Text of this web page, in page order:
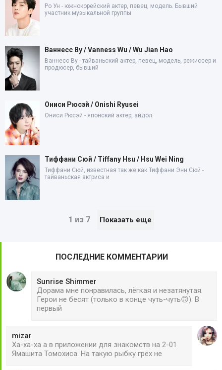
Ро Ун - южнокорейский актер, певец, модель. Бывший
участник музыкальной группы
Ваннесс Ву / Vanness Wu / Wu Jian Hao
Ваннесс Ву - тайваньский актер, певец, модель, режиссер и
продюсер, бывший
Ониси Рюсэй / Onishi Ryusei
Ониси Рюсэй - японский актер, айдол.
Тиффани Сюй / Tiffany Hsu / Hsu Wei Ning
Тиффани Сюй, известная так же как Тиффани Энн Сюй -
тайваньская актриса и
1 из 7 Показать еще
ПОСЛЕДНИЕ КОММЕНТАРИИ
Sunrise Shimmer
Дорама мне понравилась, лёгкая и незатянутая.
Герои не бесят (только в конце чуть-чуть🙃). В
первый
mizar
Ха-ха-ха а в приложении для знакомств на 2-01
Ямашита Томохиса. На такую рыбку грех не